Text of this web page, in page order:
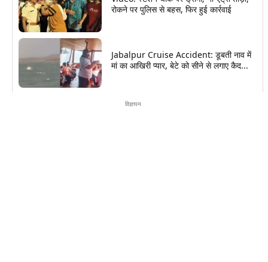
रोकने पर पुलिस से बहस, फिर हुई कार्रवाई
Jabalpur Cruise Accident: डूबती नाव में
मां का आखिरी प्यार, बेटे को सीने से लगाए कैद...
विज्ञापन